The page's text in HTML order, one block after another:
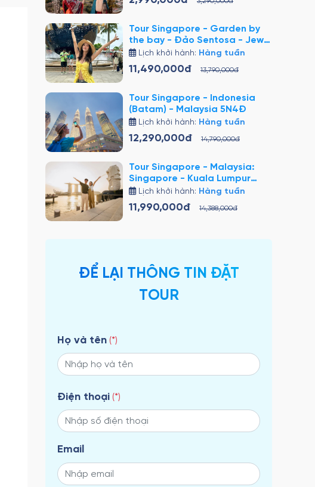
Tour Singapore - Garden by
the bay - Đảo Sentosa - Jewel
4N3Đ
Lịch khởi hành: Hàng tuần
11,490,000đ 13,790,000đ
Tour Singapore - Indonesia
(Batam) - Malaysia 5N4Đ
Lịch khởi hành: Hàng tuần
12,290,000đ 14,790,000đ
Tour Singapore - Malaysia:
Singapore - Kuala Lumpur
5N4Đ
Lịch khởi hành: Hàng tuần
11,990,000đ 14,388,000đ
ĐỂ LẠI THÔNG TIN ĐẶT
TOUR
Họ và tên (*)
Điện thoại (*)
Email